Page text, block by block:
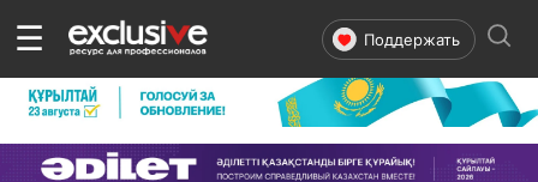
☰ Поддержать